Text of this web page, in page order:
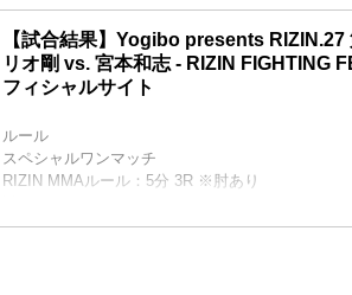
【試合結果】Yogibo presents RIZIN.27
リオ剛 vs. 宮本和志 - RIZIN FIGHTING
フィシャルサイト
ルール
スペシャルワンマッチ
RIZIN MMAルール：5分 3R ※肘あり
（WIN）スダリオ剛 vs. 宮本和志（LOSE）